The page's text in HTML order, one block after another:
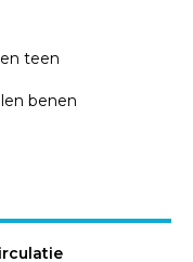
teen
benen